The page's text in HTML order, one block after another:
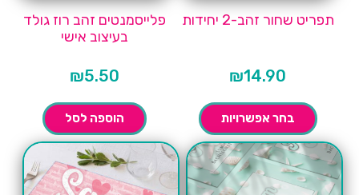
תפריט שחור זהב-2 יחידות
₪14.90
בחר אפשרויות
פלייסמנטים זהב רוז גולד
בעיצוב אישי
₪5.50
הוספה לסל